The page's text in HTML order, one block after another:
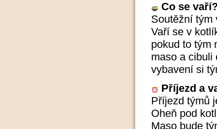
Co se
Soutěžní
Vaří se v
pokud to tým
maso a cibuli
vybavení si
Příjezd a
Příjezd týmů
Oheň pod
Maso bude